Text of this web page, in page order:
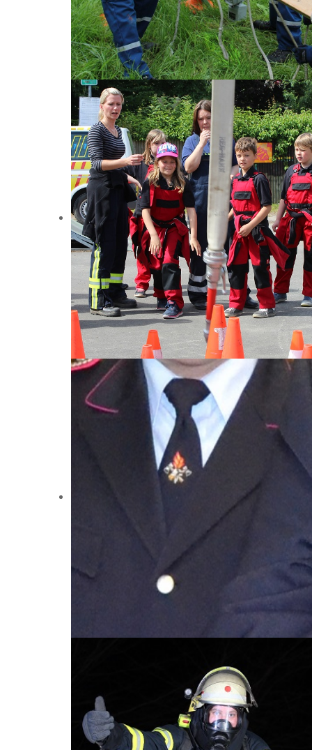
Bei uns ist für jeden was dabei:
...für Jugendliche!
Bei uns ist für jeden was dabei:
...für Kinder!